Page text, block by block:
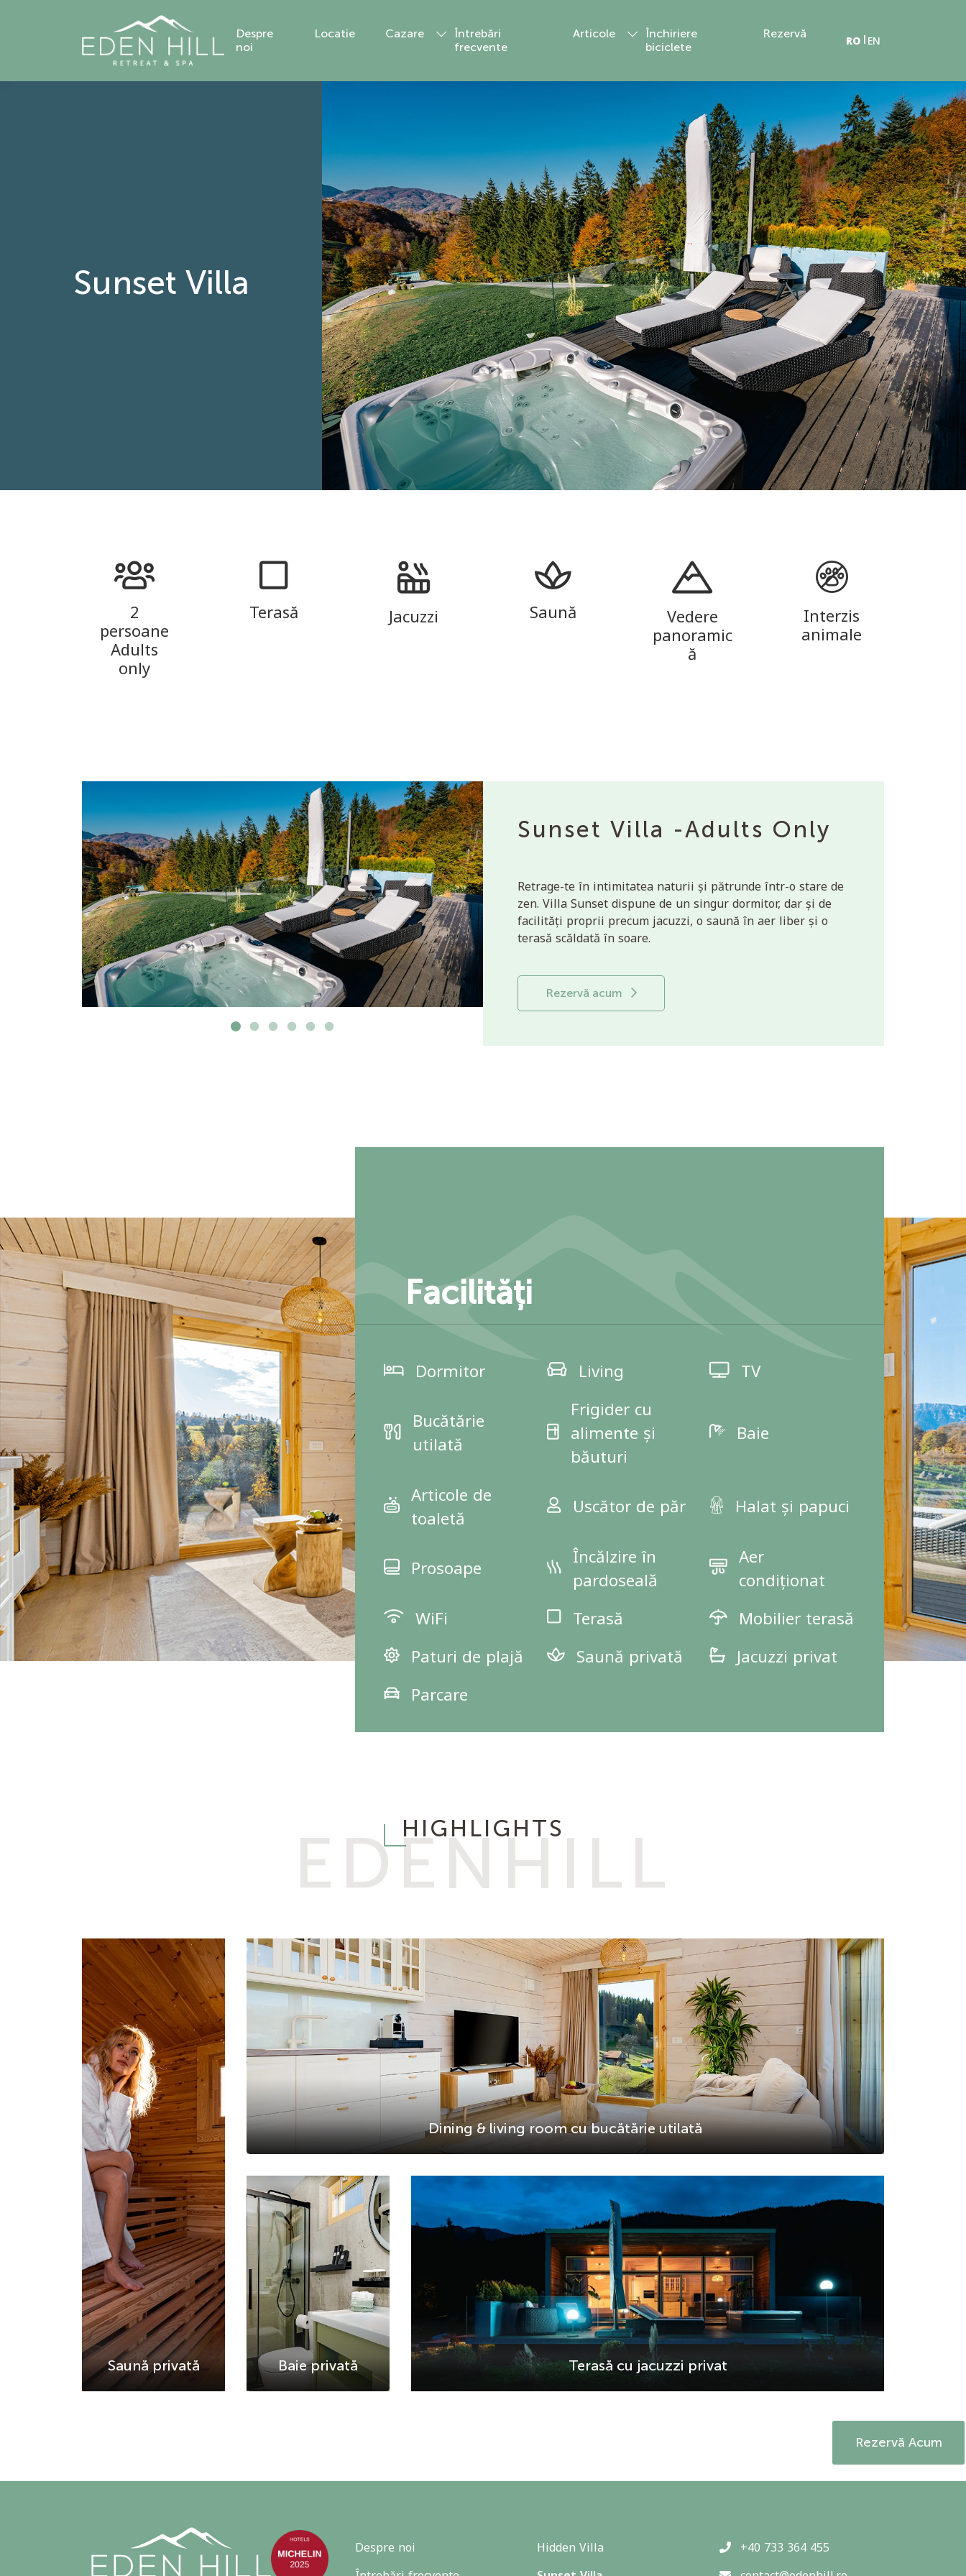
Despre
noi
Locatie Cazare
On Top Villa
Întrebări
frecvente
Articole
Blog
Închiriere
biciclete
Rezervă
RO EN
Rezervă Acum
Sunset Villa
2
persoane
Adults
only
Terasă Jacuzzi Saună
Vedere
panoramic
ă
Interzis
animale
Sunset Villa -Adults Only
Retrage-te în intimitatea naturii și pătrunde într-o stare de
zen. Villa Sunset dispune de un singur dormitor, dar și de
facilități proprii precum jacuzzi, o saună în aer liber și o
terasă scăldată în soare.
Rezervă acum
Facilități
Dormitor Living TV
Bucătărie
utilată
Frigider cu
alimente și
băuturi
Baie
Articole de
toaletă
Uscător de păr Halat și papuci
Prosoape
Încălzire în
pardoseală
Aer
condiționat
WiFi
Terasă
Mobilier terasă
Paturi de plajă
Saună privată
Jacuzzi privat
Parcare
HIGHLIGHTS
EDENHILL
Saună privată
Dining & living room cu bucătărie utilată
Baie privată Terasă cu jacuzzi privat
Despre noi
Hidden Villa
+40 733 364 455